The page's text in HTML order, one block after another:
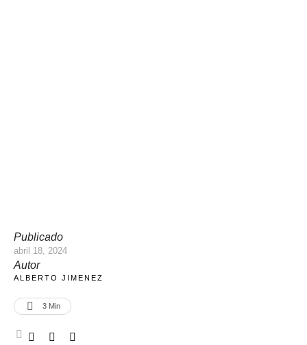
Publicado
abril 18, 2024
Autor
ALBERTO JIMENEZ
3 Min